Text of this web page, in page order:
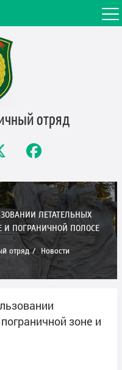
отряд
ЛЕТАТЕЛЬНЫХ
И ПОГРАНИЧНОЙ ПОЛОСЕ
отряд Новости
зоне и